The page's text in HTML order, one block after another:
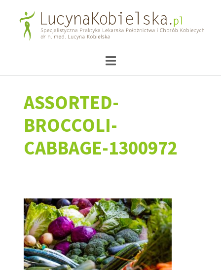
ASSORTED-
BROCCOLI-
CABBAGE-1300972